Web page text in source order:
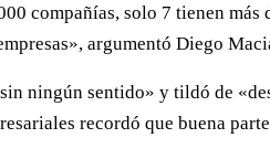
compañías, solo 7 tienen
argumentó Diego
ningún sentido» y tildó de
recordó que buena